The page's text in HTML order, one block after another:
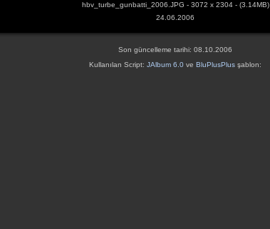
hbv_turbe_gunbatti_2006.JPG - 3072 x 2304 - (3.14MB)
24.06.2006
Son güncelleme tarihi: 08.10.2006
Kullanılan Script: JAlbum 6.0 ve BluPlusPlus şablon: